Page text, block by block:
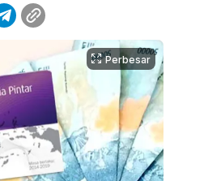
Perbesar